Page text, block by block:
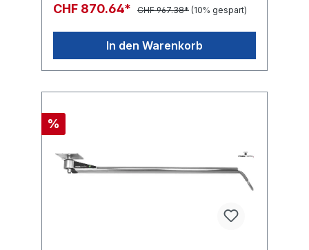
CHF 870.64* CHF 967.38* (10% gespart)
In den Warenkorb
%